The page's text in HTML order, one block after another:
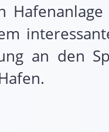
an den